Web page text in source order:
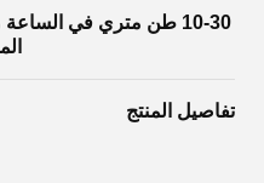
10-30 طن متري في
تفاصيل المنتج